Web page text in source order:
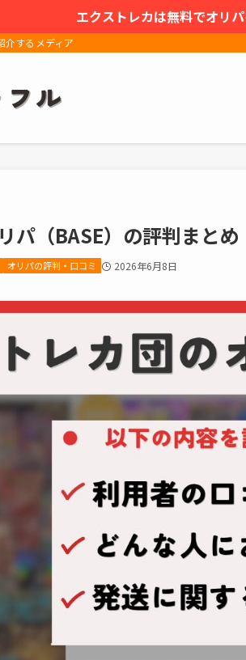
エクストレカは無料でオリ
介するメディア
パ（BASE）の評判まと
オリパの評判・口コミ 2026年6月8日